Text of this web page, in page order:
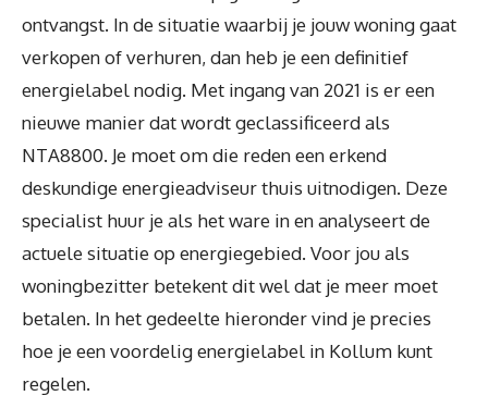
ontvangst. In de situatie waarbij je jouw woning gaat
verkopen of verhuren, dan heb je een definitief
energielabel nodig. Met ingang van 2021 is er een
nieuwe manier dat wordt geclassificeerd als
NTA8800. Je moet om die reden een erkend
deskundige energieadviseur thuis uitnodigen. Deze
specialist huur je als het ware in en analyseert de
actuele situatie op energiegebied. Voor jou als
woningbezitter betekent dit wel dat je meer moet
betalen. In het gedeelte hieronder vind je precies
hoe je een voordelig energielabel in Kollum kunt
regelen.